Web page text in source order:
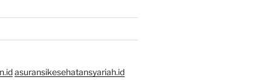
asuransikesehatansyariah.id